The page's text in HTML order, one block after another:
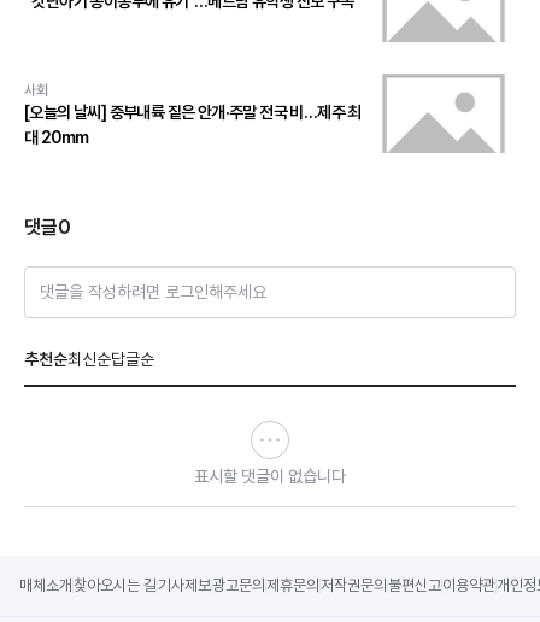
사회
[오늘의 날씨] 중부내륙 짙은 안개·주말 전국 비…제주 최
대 20mm
댓글0
댓글을 작성하려면 로그인해주세요
추천순최신순답글순
표시할 댓글이 없습니다
매체소개 찾아오시는 길기사제보광고문의 제휴문의 저작권문의 불편신고이용약관개인정